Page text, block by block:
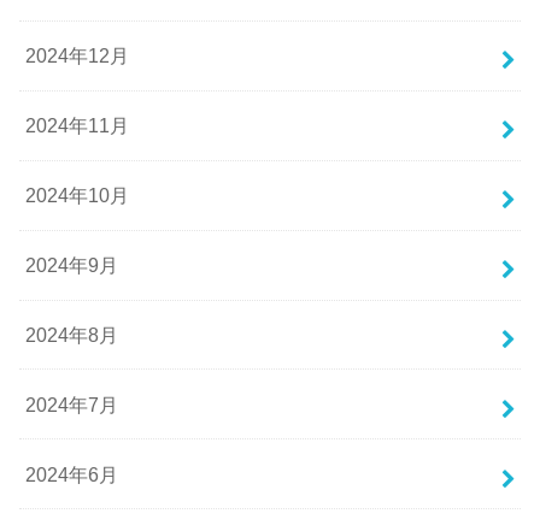
2024年12月
2024年11月
2024年10月
2024年9月
2024年8月
2024年7月
2024年6月